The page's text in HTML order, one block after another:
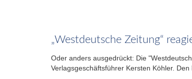
„Westdeutsche Zeitung“
Oder anders ausgedrückt: Die
Verlagsgeschäftsführer Kersten Köhler.